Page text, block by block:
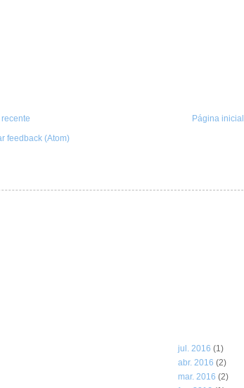
Página inicial
feedback (Atom)
jul. 2016 (1)
abr. 2016 (2)
mar. 2016 (2)